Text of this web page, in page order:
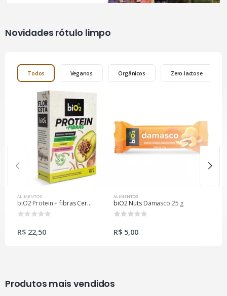
Novidades rótulo limpo
Todos Veganos Orgânicos Zero lactose
ALIMENTOS
biO2 Protein + fibras Cereal Matinal sabor Tradicional 150 g
R$ 22,50
ALIMENTOS
biO2 Nuts Damasco 25 g
R$ 5,00
Produtos mais vendidos